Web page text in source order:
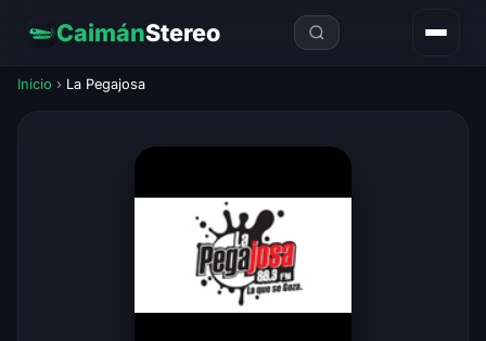
CaimánStereo
Inicio › La Pegajosa